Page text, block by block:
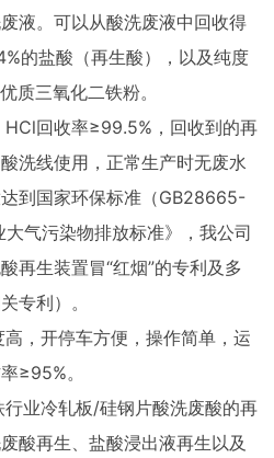
液。可以从酸洗废液中回收得
的盐酸（再生酸），以及纯度
质三氧化二铁粉。
HCl回收率≥99.5%，回收到的再
洗线使用，正常生产时无废水
到国家环保标准（GB28665-
气污染物排放标准》，我公司
再生装置冒“红烟”的专利及多
专利）。
高，开停车方便，操作简单，运
≥95%。
行业冷轧板/硅钢片酸洗废酸的再
酸再生、盐酸浸出液再生以及